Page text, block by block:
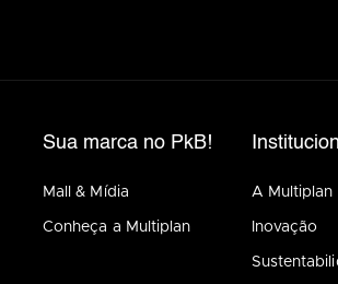
Sua marca no PkB!
Mall & Mídia
Conheça a Multiplan
A Multiplan
Inovação